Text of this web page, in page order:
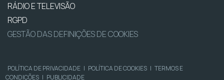
RÁDIO E TELEVISÃO
RGPD
GESTÃO DAS DEFINIÇÕES DE COOKIES
POLÍTICA DE PRIVACIDADE | POLÍTICA DE COOKIES | TERMOS E
CONDIÇÕES | PUBLICIDADE